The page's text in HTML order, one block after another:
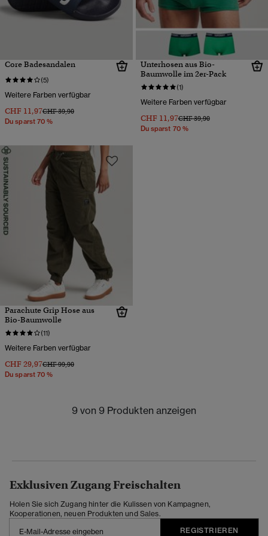
Core Badesandalen
(5)
Weitere Farben verfügbar
CHF 11,97Preis wurde reduziert von
CHF 39,90bis
Du sparst 70 %
Unterhosen aus Bio-
Baumwolle im 2er-Pack
(1)
Weitere Farben verfügbar
CHF 11,97Preis wurde reduziert von
CHF 39,90bis
Du sparst 70 %
Parachute Grip Hose aus
Bio-Baumwolle
(11)
Weitere Farben verfügbar
CHF 29,97Preis wurde reduziert von
CHF 99,90bis
Du sparst 70 %
9 von 9 Produkten anzeigen
Exklusiven Zugang Freischalten
Holen Sie sich Zugang hinter die Kulissen von Kampagnen,
Kooperationen, neuen Produkten und Sales.
REGISTRIEREN